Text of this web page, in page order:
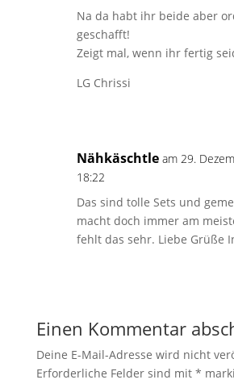
Na da habt ihr beide aber
geschafft!
Zeigt mal, wenn ihr fertig
LG Chrissi
Nähkäschtle am 29.
18:22
Das sind tolle Sets und
macht doch immer am
fehlt das sehr. Liebe Grüße
Einen Kommentar
Deine E-Mail-Adresse wird nicht
Erforderliche Felder sind mit *